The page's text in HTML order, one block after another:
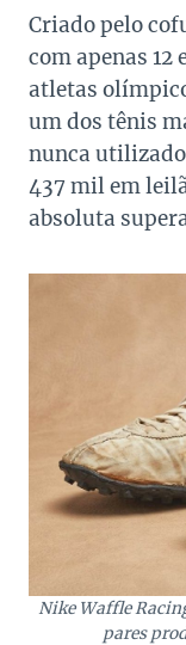
Criado pelo
com apenas
atletas
um dos tênis
nunca
437 mil em
absoluta
Nike Waffle
pares